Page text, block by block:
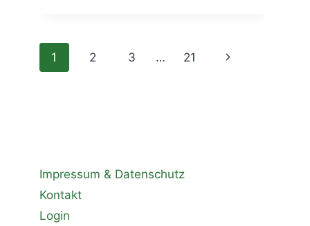
Seitennavigation
1 2 3 … 21
Nächste
Impressum & Datenschutz
Kontakt
Login